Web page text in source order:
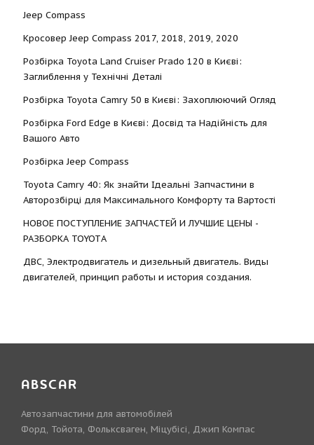
Jeep Compass
Кросовер Jeep Compass 2017, 2018, 2019, 2020
Розбірка Toyota Land Cruiser Prado 120 в Києві:
Заглиблення у Технічні Деталі
Розбірка Toyota Camry 50 в Києві: Захоплюючий Огляд
Розбірка Ford Edge в Києві: Досвід та Надійність для
Вашого Авто
Розбірка Jeep Compass
Toyota Camry 40: Як знайти Ідеальні Запчастини в
Авторозбірці для Максимального Комфорту та Вартості
НОВОЕ ПОСТУПЛЕНИЕ ЗАПЧАСТЕЙ И ЛУЧШИЕ ЦЕНЫ -
РАЗБОРКА TOYOTА
ДВС, Электродвигатель и дизельный двигатель. Виды
двигателей, принцип работы и история создания.
ABSCAR
Автозапчастини для автомобілей
Форд, Тойота, Фольксваген, Міцубісі, Джип Компас